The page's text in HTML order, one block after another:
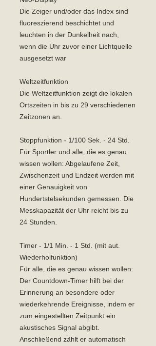
Die Zeiger und/oder das Index sind
fluoreszierend beschichtet und
leuchten in der Dunkelheit nach,
wenn die Uhr zuvor einer Lichtquelle
ausgesetzt war
Weltzeitfunktion
Die Weltzeitfunktion zeigt die lokalen
Ortszeiten in bis zu 29 verschiedenen
Zeitzonen an.
Stoppfunktion - 1/100 Sek. - 24 Std.
Für Sportler und alle, die es genau
wissen wollen: Abgelaufene Zeit,
Zwischenzeit und Endzeit werden mit
einer Genauigkeit von
Hundertstelsekunden gemessen. Die
Messkapazität der Uhr reicht bis zu
24 Stunden.
Timer - 1/1 Min. - 1 Std. (mit aut.
Wiederholfunktion)
Für alle, die es genau wissen wollen:
Der Countdown-Timer hilft bei der
Erinnerung an besondere oder
wiederkehrende Ereignisse, indem er
zum eingestellten Zeitpunkt ein
akustisches Signal abgibt.
Anschließend zählt er automatisch